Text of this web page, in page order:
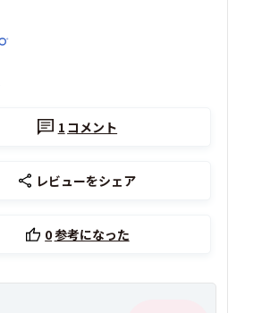
1 コメント
レビューをシェア
0参考になった